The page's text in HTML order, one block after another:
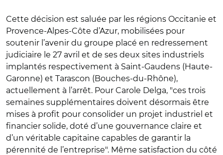
Cette décision est saluée par les régions Occitanie et
Provence-Alpes-Côte d’Azur, mobilisées pour
soutenir l’avenir du groupe placé en redressement
judiciaire le 27 avril et de ses deux sites industriels
implantés respectivement à Saint-Gaudens (Haute-
Garonne) et Tarascon (Bouches-du-Rhône),
actuellement à l’arrêt. Pour Carole Delga, "ces trois
semaines supplémentaires doivent désormais être
mises à profit pour consolider un projet industriel et
financier solide, doté d’une gouvernance claire et
d’un véritable capitaine capables de garantir la
pérennité de l’entreprise". Même satisfaction du côté